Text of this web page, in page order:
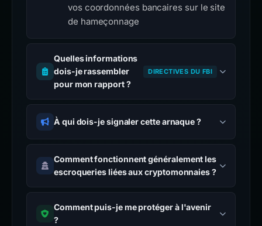
vos coordonnées bancaires sur le site
de hameçonnage
Quelles informations
dois-je rassembler
pour mon rapport ?
DIRECTIVES DU FBI
À qui dois-je signaler cette arnaque ?
Comment fonctionnent généralement les
escroqueries liées aux cryptomonnaies ?
Comment puis-je me protéger à l'avenir
?